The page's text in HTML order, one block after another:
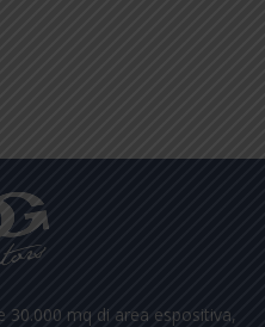
mq di area espositiva,